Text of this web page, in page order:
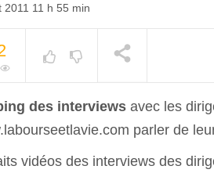
NOW PLAYING
2011 11 h 55 min
des interviews avec les
parler de
vidéos des interviews des